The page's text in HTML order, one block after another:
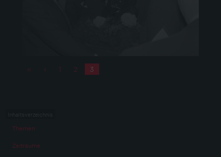
« ‹ 1 2 3
Themen
Zeiträume